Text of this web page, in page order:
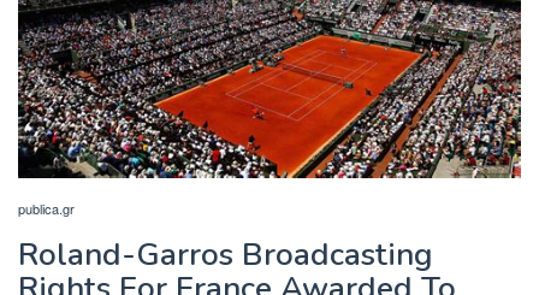
publica.gr
Roland-Garros Broadcasting